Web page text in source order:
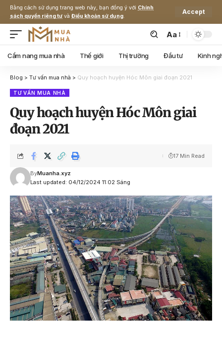
Bằng cách sử dụng trang web này, bạn đồng ý với Chính
sách quyền riêng tư và Điều khoản sử dụng.
Accept
Aa
Cẩm nang mua nhà Thế giới Thị trường Đầu tư Kinh
Blog > Tư vấn mua nhà > Quy hoạch huyện Hóc Môn giai đoạn 2021
TƯ VẤN MUA NHÀ
Quy hoạch huyện Hóc Môn giai
đoạn 2021
Last updated: 04/12/2024 11:02 Sáng
ByMuanha.xyz
17 Min Read